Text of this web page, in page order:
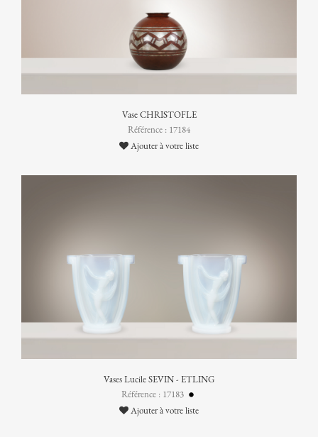
Vase CHRISTOFLE
Référence : 17184
Ajouter à votre liste
Vases Lucile SEVIN - ETLING
Référence : 17183
Ajouter à votre liste